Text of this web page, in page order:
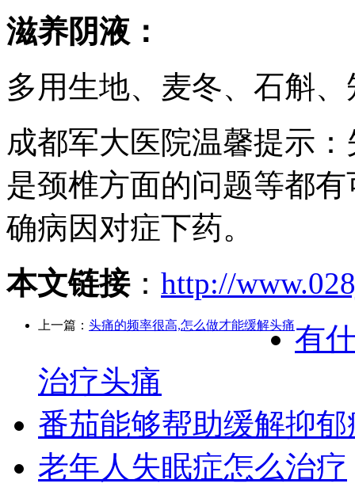
滋养阴液：
多用生地、麦冬、石斛
成都军大医院温馨提示
是颈椎方面的问题等都
确病因对症下药。
本文链接： http://
上一篇： 头痛的频率很高,怎么做才能缓解头痛有
治疗头痛
番茄能够帮助缓解抑郁
老年人失眠症怎么治疗